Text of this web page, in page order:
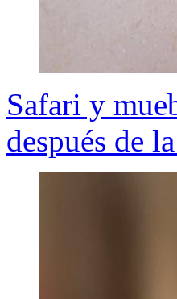
Safari y
después de